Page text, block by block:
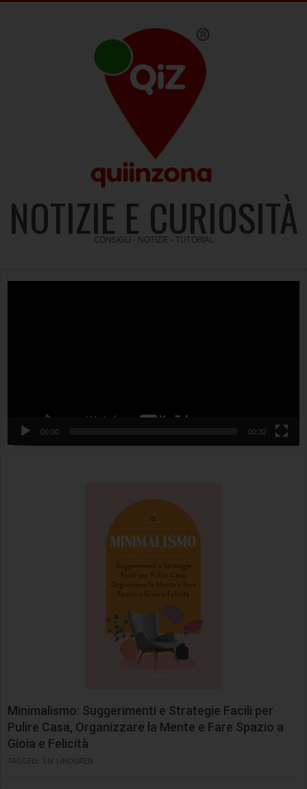
NOTIZIE E CURIOSITÀ
CONSIGLI - NOTIZIE - TUTORIAL
00:00 00:32
Minimalismo: Suggerimenti e Strategie Facili per
Pulire Casa, Organizzare la Mente e Fare Spazio a
Gioia e Felicità
TAGGED: LIV LINDGREN